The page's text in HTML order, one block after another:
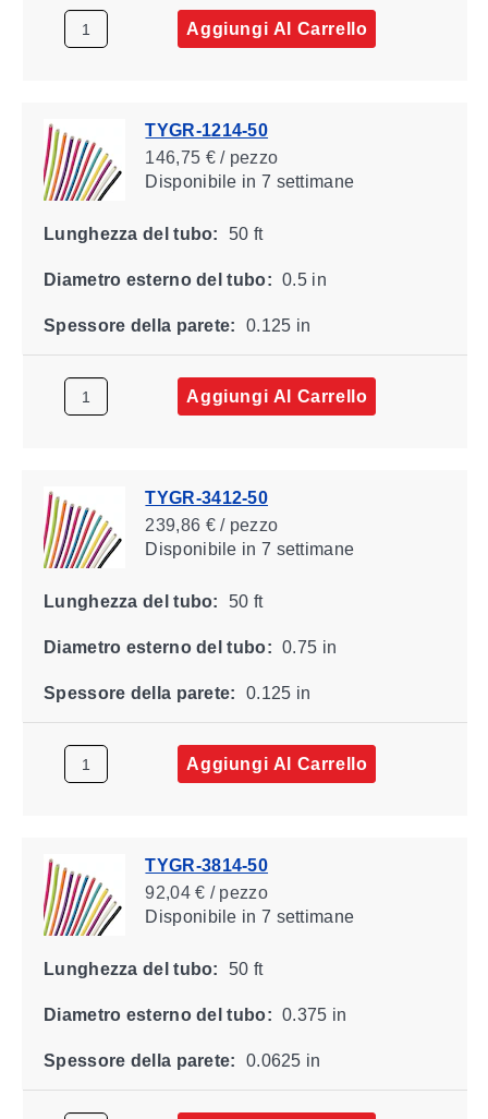
Aggiungi Al Carrello
TYGR-1214-50
146,75 € / pezzo
Disponibile in 7 settimane
Lunghezza del tubo: 50 ft
Diametro esterno del tubo: 0.5 in
Spessore della parete: 0.125 in
Aggiungi Al Carrello
TYGR-3412-50
239,86 € / pezzo
Disponibile in 7 settimane
Lunghezza del tubo: 50 ft
Diametro esterno del tubo: 0.75 in
Spessore della parete: 0.125 in
Aggiungi Al Carrello
TYGR-3814-50
92,04 € / pezzo
Disponibile in 7 settimane
Lunghezza del tubo: 50 ft
Diametro esterno del tubo: 0.375 in
Spessore della parete: 0.0625 in